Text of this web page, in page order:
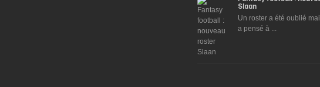
Slaan
Un roster a été oublié
a pensé à ...